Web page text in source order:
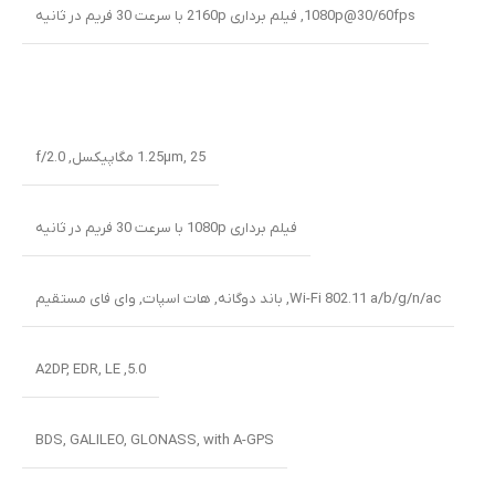
1080p@30/60fps
, فیلم برداری 2160p با سرعت 30 فریم در ثانیه
1.25µm, 25 مگاپیکسل ,
f/2.0
فیلم برداری 1080p با سرعت 30 فریم در ثانیه
Wi-Fi 802.11 a/b/g/n/ac
, باند دوگانه, هات اسپات, وای فای مستقیم
5.0
,
A2DP, EDR, LE
BDS, GALILEO, GLONASS, with A-GPS